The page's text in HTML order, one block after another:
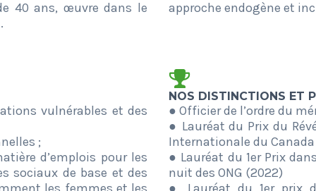
40 ans, œuvre dans le
approche endogène et
vulnérables et des
;
d’emplois pour les
sociaux de base et des
NOS DISTINCTIONS ET
● Officier de l’ordre du
● Lauréat du Prix du
Internationale du Canada
● Lauréat du 1er Prix
nuit des ONG (2022)